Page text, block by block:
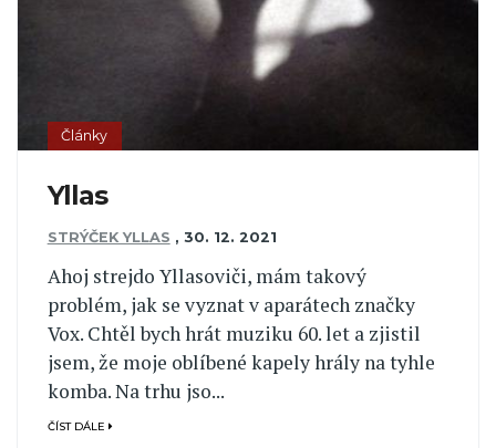
Články
Yllas
STRÝČEK YLLAS , 30. 12. 2021
Ahoj strejdo Yllasoviči, mám takový
problém, jak se vyznat v aparátech značky
Vox. Chtěl bych hrát muziku 60. let a zjistil
jsem, že moje oblíbené kapely hrály na tyhle
komba. Na trhu jso...
ČÍST DÁLE